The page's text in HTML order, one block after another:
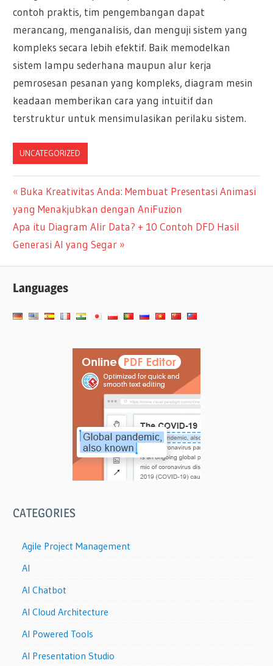
contoh praktis, tim pengembangan dapat
merancang, menganalisis, dan menguji sistem yang
kompleks secara lebih efektif. Baik memodelkan
sistem lampu sederhana maupun alur kerja
pemrosesan pesanan yang kompleks, diagram mesin
keadaan memberikan cara yang intuitif dan
terstruktur untuk mensimulasikan perilaku sistem.
UNCATEGORIZED
Navigasi
pos
Previous
Post:
Buka Kreativitas Anda: Membuat Presentasi Animasi
yang Menakjubkan dengan AniFuzion
Next
Post:
Apa itu Diagram Alir Data? + 10 Contoh DFD Hasil
Generasi AI yang Segar
Languages
CATEGORIES
Agile Project Management
AI
AI Chatbot
AI Cloud Architecture
AI Powered Tools
AI Presentation Studio